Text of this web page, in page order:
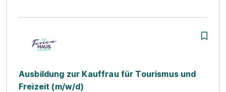
Ausbildung zur Kauffrau für Tourismus und
Freizeit (m/w/d)